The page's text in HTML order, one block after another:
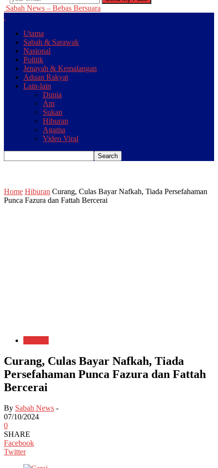
Sabah News – Bebas Bersuara
Utama
Sabah & Sarawak
Nasional
Politik
Jenayah & Kemalangan
Aduan Rakyat
Lain-lain
Dunia
Am
Sukan
Hiburan
Agama
Video Viral
Home Hiburan Curang, Culas Bayar Nafkah, Tiada Persefahaman
Punca Fazura dan Fattah Bercerai
Curang, Culas Bayar Nafkah, Tiada
Persefahaman Punca Fazura dan Fattah
Bercerai
By Sabah News -
07/10/2024
0
SHARE
Facebook
Twitter